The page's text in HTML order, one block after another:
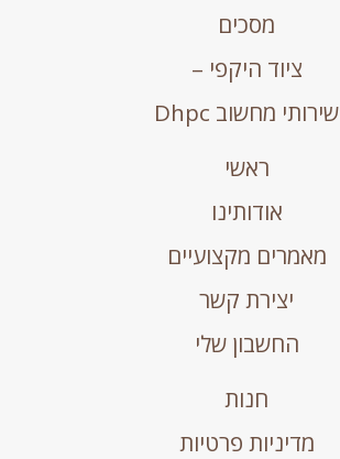
מסכים
ציוד היקפי –
שירותי מחשוב Dhpc
ראשי
אודותינו
מאמרים מקצועיים
יצירת קשר
החשבון שלי
חנות
מדיניות פרטיות